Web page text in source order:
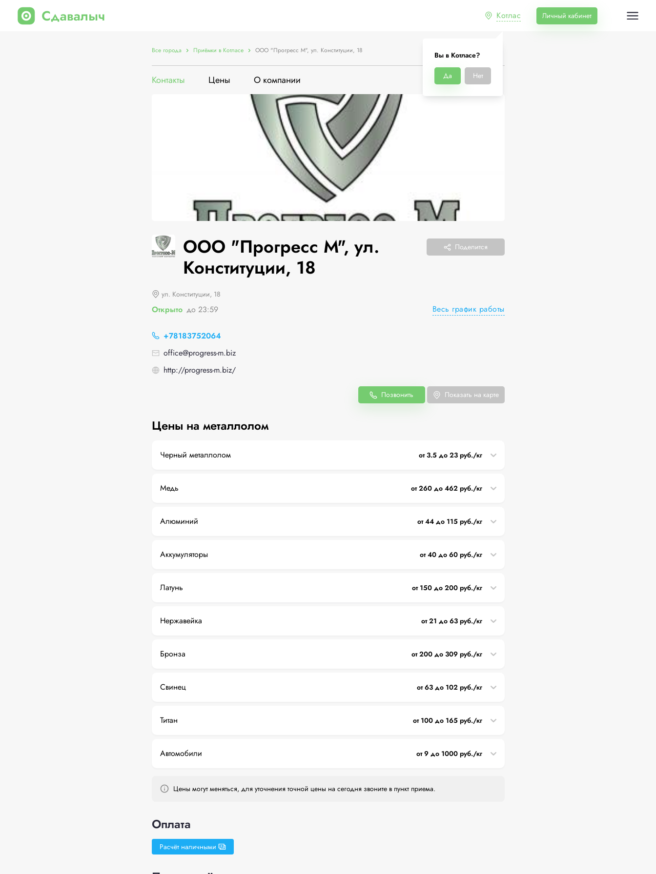
Котлас
Вы в Котласе?
Да Нет
Личный кабинет
Все города Приёмки в Котласе ООО "Прогресс М", ул. Конституции, 18
Контакты Цены О компании
ООО "Прогресс М", ул.
Конституции, 18
Поделится
ул. Конституции, 18
Открыто до 23:59 Весь график работы
+78183752064
office@progress-m.biz
http://progress-m.biz/
Позвонить Показать на карте
Цены на металлолом
Черный металлолом от 3.5 до 23 руб./кг
Медь от 260 до 462 руб./кг
Алюминий от 44 до 115 руб./кг
Аккумуляторы от 40 до 60 руб./кг
Латунь от 150 до 200 руб./кг
Нержавейка от 21 до 63 руб./кг
Бронза от 200 до 309 руб./кг
Свинец от 63 до 102 руб./кг
Титан от 100 до 165 руб./кг
Автомобили от 9 до 1000 руб./кг
Цены могут меняться, для уточнения точной цены на сегодня звоните в пункт приема.
Оплата
Расчёт наличными